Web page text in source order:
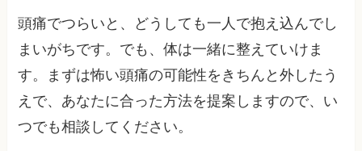
頭痛でつらいと、どうしても一人で抱え込んでし
まいがちです。でも、体は一緒に整えていけま
す。まずは怖い頭痛の可能性をきちんと外したう
えで、あなたに合った方法を提案しますので、い
つでも相談してください。